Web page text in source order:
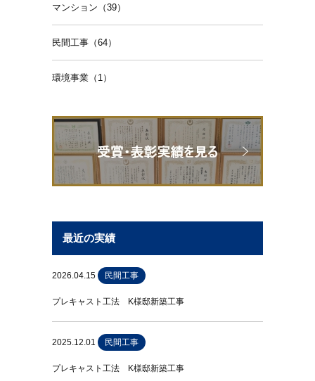
マンション（39）
民間工事（64）
環境事業（1）
最近の実績
2026.04.15 民間工事
プレキャスト工法 K様邸新築工事
2025.12.01 民間工事
プレキャスト工法 K様邸新築工事